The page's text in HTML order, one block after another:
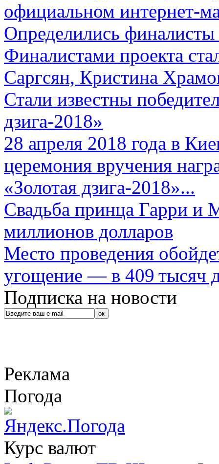
официальном интернет-
Определились
Финалистами проекта
Саргсян, Кристина
Стали известны
дзига-2018»
28 апреля 2018 года в
церемония вручения
«Золотая дзига-2018»...
Свадьба принца Гарри и
миллионов долларов
Место проведения
угощение — в 409 тысяч
Подписка на новости
Реклама
Погода
Курс валют